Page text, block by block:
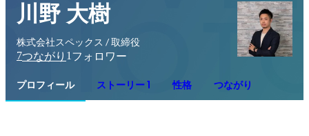
川野 大樹
株式会社スペックス / 取締役
7つながり 1 フォロワー
プロフィール ストーリー 1 性格 つながり